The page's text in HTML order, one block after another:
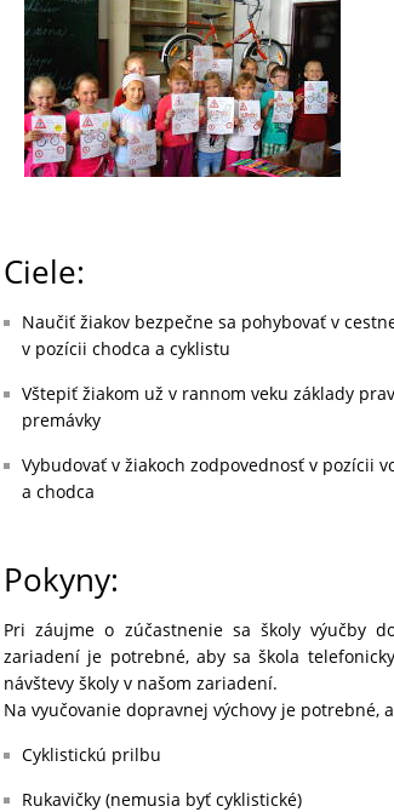
Ciele:
Naučiť žiakov bezpečne sa pohybovať v
v pozícii chodca a cyklistu
Vštepiť žiakom už v rannom veku základy
premávky
Vybudovať v žiakoch zodpovednosť v pozícii
a chodca
Pokyny:
Pri záujme o zúčastnenie sa školy výučby
zariadení je potrebné, aby sa škola
návštevy školy v našom zariadení.
Na vyučovanie dopravnej výchovy je potrebné,
Cyklistickú prilbu
Rukavičky (nemusia byť cyklistické)